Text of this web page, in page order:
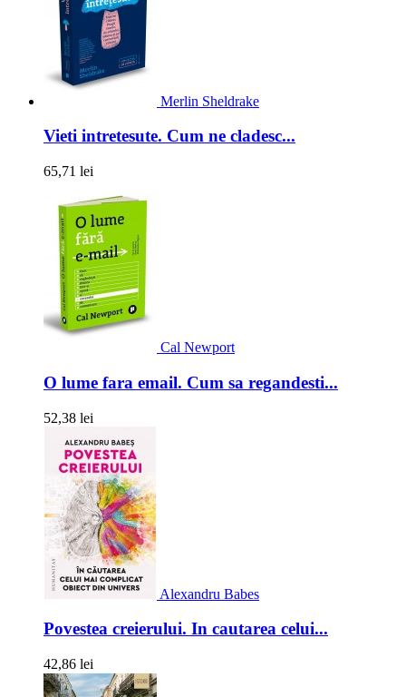
Merlin Sheldrake
Vieti intretesute. Cum ne cladesc...
65,71 lei
Cal Newport
O lume fara email. Cum sa regandesti...
52,38 lei
Alexandru Babes
Povestea creierului. In cautarea celui...
42,86 lei